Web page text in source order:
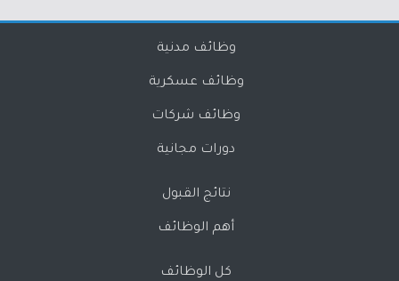
وظائف مدنية
وظائف عسكرية
وظائف شركات
دورات مجانية
نتائج القبول
أهم الوظائف
كل الوظائف